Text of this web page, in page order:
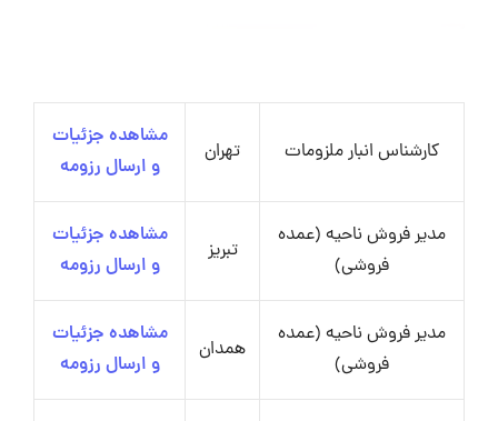
کارشناس انبار ملزومات تهران
مشاهده جزئیات
و ارسال رزومه
مدیر فروش ناحیه (عمده
فروشی)
تبریز
مشاهده جزئیات
و ارسال رزومه
مدیر فروش ناحیه (عمده
فروشی)
همدان
مشاهده جزئیات
و ارسال رزومه